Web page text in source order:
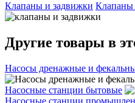
Клапаны и задвижки Клапаны
Другие товары в
Насосы дренажные и
Насосные станции бытовые
Насосные станции